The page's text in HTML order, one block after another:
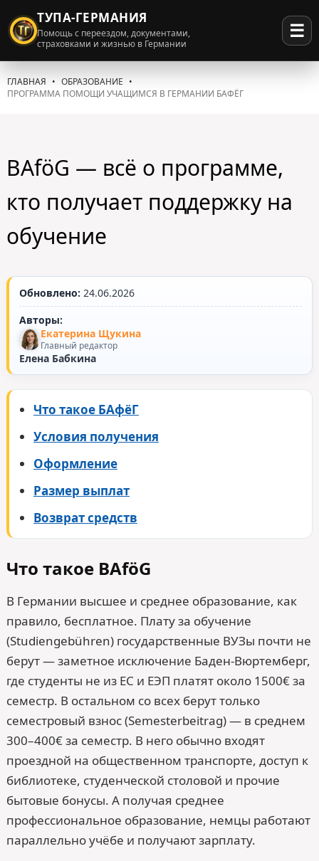
ТУПА-ГЕРМАНИЯ
Помощь с переездом, документами,
страховками и жизнью в Германии
☰
ГЛАВНАЯ
ОБРАЗОВАНИЕ
ПРОГРАММА ПОМОЩИ УЧАЩИМСЯ В ГЕРМАНИИ БАФЁГ
BAföG — всё о программе,
кто получает поддержку на
обучение
Обновлено: 24.06.2026
Авторы:
Екатерина Щукина
Главный редактор
Елена Бабкина
Что такое БАфёГ
Условия получения
Оформление
Размер выплат
Возврат средств
Что такое BAföG
В Германии высшее и среднее образование, как
правило, бесплатное. Плату за обучение
(Studiengebühren) государственные ВУЗы почти не
берут — заметное исключение Баден-Вюртемберг,
где студенты не из ЕС и ЕЭП платят около 1500€ за
семестр. В остальном со всех берут только
семестровый взнос (Semesterbeitrag) — в среднем
300–400€ за семестр. В него обычно входят
проездной на общественном транспорте, доступ к
библиотеке, студенческой столовой и прочие
бытовые бонусы. А получая среднее
профессиональное образование, немцы работают
параллельно учёбе и получают зарплату.